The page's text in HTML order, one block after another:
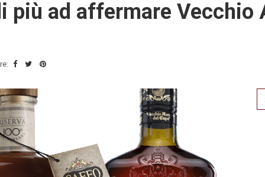
più ad affermare Vecchio